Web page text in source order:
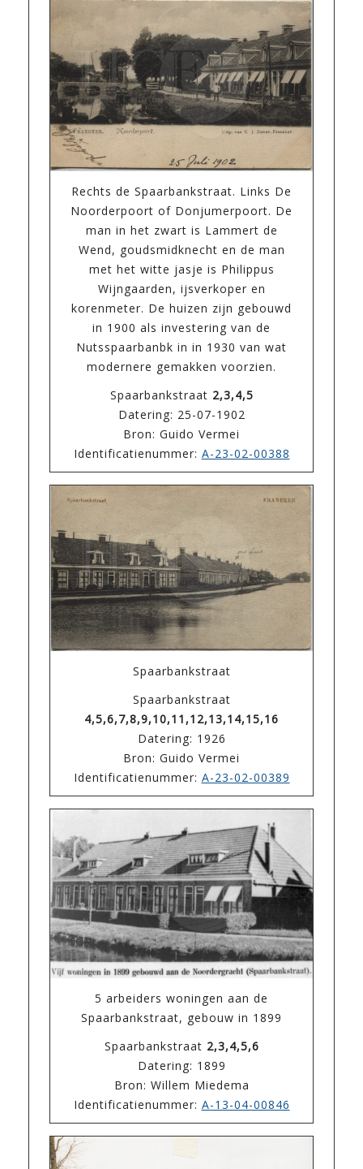
Rechts de Spaarbankstraat. Links De
Noorderpoort of Donjumerpoort. De
man in het zwart is Lammert de
Wend, goudsmidknecht en de man
met het witte jasje is Philippus
Wijngaarden, ijsverkoper en
korenmeter. De huizen zijn gebouwd
in 1900 als investering van de
Nutsspaarbanbk in in 1930 van wat
modernere gemakken voorzien.
Spaarbankstraat 2,3,4,5
Datering: 25-07-1902
Bron: Guido Vermei
Identificatienummer: A-23-02-00388
Spaarbankstraat
Spaarbankstraat
4,5,6,7,8,9,10,11,12,13,14,15,16
Datering: 1926
Bron: Guido Vermei
Identificatienummer: A-23-02-00389
5 arbeiders woningen aan de
Spaarbankstraat, gebouw in 1899
Spaarbankstraat 2,3,4,5,6
Datering: 1899
Bron: Willem Miedema
Identificatienummer: A-13-04-00846